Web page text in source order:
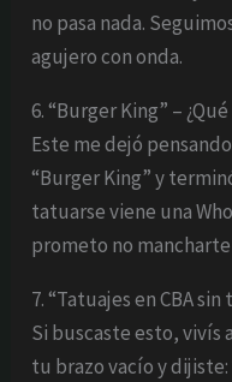
no pasa nada.
agujero con onda.
6. “Burger King” –
Este me dejó
“Burger King” y
tatuarse viene una
prometo no
7. “Tatuajes en CBA
Si buscaste esto,
tu brazo vacío y dijiste: